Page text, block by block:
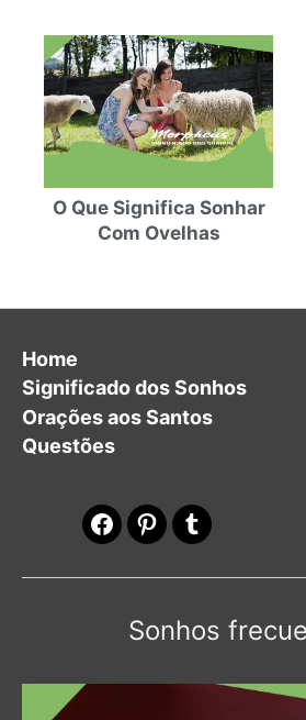
O Que Significa Sonhar
Com Ovelhas
Home
Significado dos Sonhos
Orações aos Santos
Questões
Facebook
PinterestTumblr
Sonhos